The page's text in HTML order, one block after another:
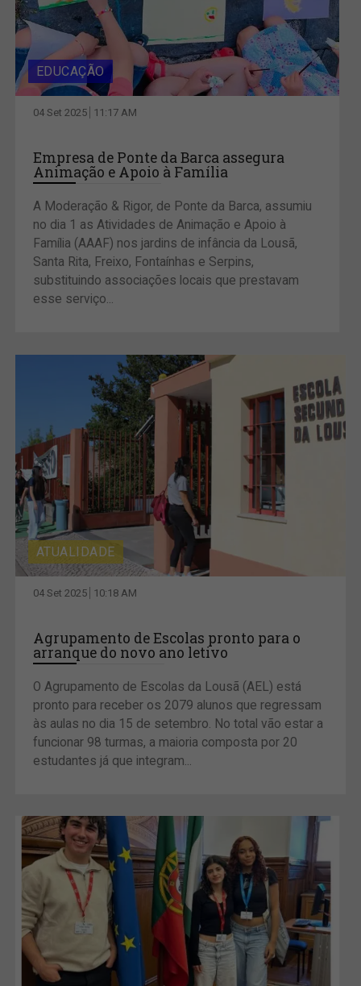
EDUCAÇÃO
04 Set 2025 11:17 AM
Empresa de Ponte da Barca assegura
Animação e Apoio à Família
A Moderação & Rigor, de Ponte da Barca, assumiu
no dia 1 as Atividades de Animação e Apoio à
Família (AAAF) nos jardins de infância da Lousã,
Santa Rita, Freixo, Fontaínhas e Serpins,
substituindo associações locais que prestavam
esse serviço...
ATUALIDADE
04 Set 2025 10:18 AM
Agrupamento de Escolas pronto para o
arranque do novo ano letivo
O Agrupamento de Escolas da Lousã (AEL) está
pronto para receber os 2079 alunos que regressam
às aulas no dia 15 de setembro. No total vão estar a
funcionar 98 turmas, a maioria composta por 20
estudantes já que integram...